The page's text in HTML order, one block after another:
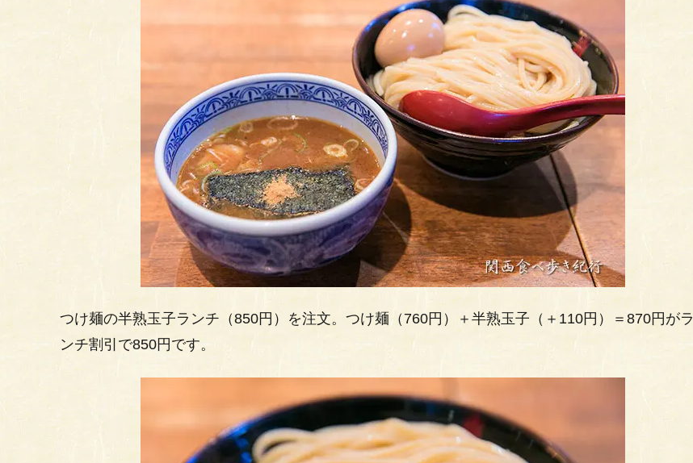
つけ麺の半熟玉子ランチ（850円）を注文。つけ麺（760円）＋半熟玉子（＋110円）＝870円がラ
ンチ割引で850円です。